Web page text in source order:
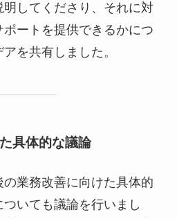
してくださり、それに対
ポートを提供できるかにつ
を共有しました。
具体的な議論
業務改善に向けた具体的
いても議論を行いまし